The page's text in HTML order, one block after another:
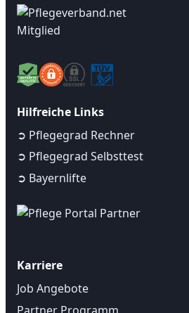
Hilfreiche Links
➲ Pflegegrad Rechner
➲ Pflegegrad Selbsttest
➲ Bayernlifte
Karriere
Job Angebote
Partner Programm